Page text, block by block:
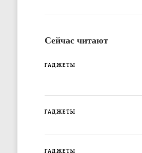
Сейчас читают
ГАДЖЕТЫ
ГАДЖЕТЫ
ГАДЖЕТЫ